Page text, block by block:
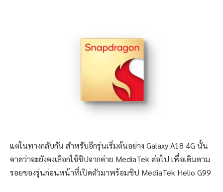
แต่ในทางกลับกัน สำหรับอีกรุ่นเริ่มต้นอย่าง Galaxy A18 4G นั้น
คาดว่าจะยังคงเลือกใช้ชิปจากค่าย MediaTek ต่อไป เพื่อเดินตาม
รอยของรุ่นก่อนหน้าที่เปิดตัวมาพร้อมชิป MediaTek Helio G99